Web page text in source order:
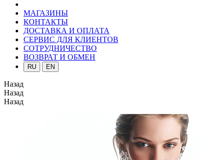
МАГАЗИНЫ
КОНТАКТЫ
ДОСТАВКА И ОПЛАТА
СЕРВИС ДЛЯ КЛИЕНТОВ
СОТРУДНИЧЕСТВО
ВОЗВРАТ И ОБМЕН
RU EN
Назад
Назад
Назад